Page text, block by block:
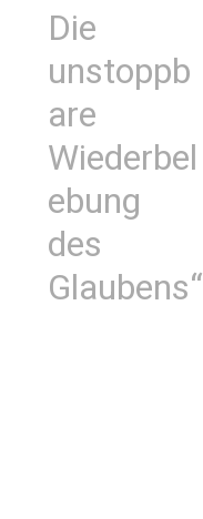
Die
unstoppb
are
Wiederbel
ebung
des
Glaubens“